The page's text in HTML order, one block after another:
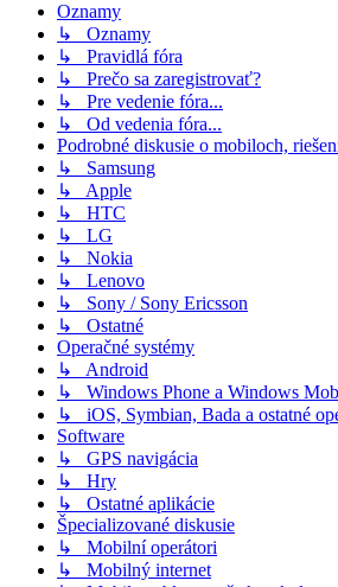
Oznamy
↳ Oznamy
↳ Pravidlá fóra
↳ Prečo sa zaregistrovať?
↳ Pre vedenie fóra...
↳ Od vedenia fóra...
Podrobné diskusie o mobiloch,
↳ Samsung
↳ Apple
↳ HTC
↳ LG
↳ Nokia
↳ Lenovo
↳ Sony / Sony Ericsson
↳ Ostatné
Operačné systémy
↳ Android
↳ Windows Phone a Windows
↳ iOS, Symbian, Bada a ostatné
Software
↳ GPS navigácia
↳ Hry
↳ Ostatné aplikácie
Špecializované diskusie
↳ Mobilní operátori
↳ Mobilný internet